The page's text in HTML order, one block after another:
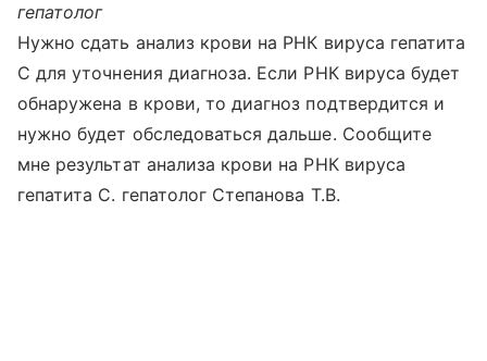
гепатолог
Нужно сдать анализ крови на РНК вируса гепатита
С для уточнения диагноза. Если РНК вируса будет
обнаружена в крови, то диагноз подтвердится и
нужно будет обследоваться дальше. Сообщите
мне результат анализа крови на РНК вируса
гепатита С. гепатолог Степанова Т.В.